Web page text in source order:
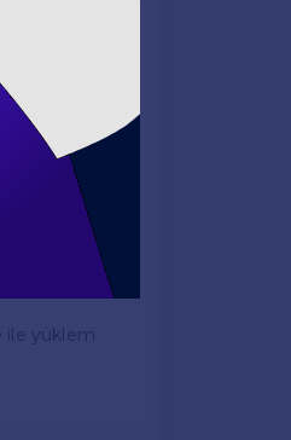
çoğul
durum,
ile yüklem